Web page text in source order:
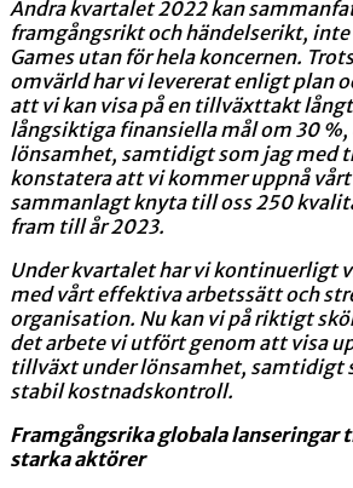
Andra kvartalet 2022 kan
framgångsrikt och händelserikt, inte
Games utan för hela koncernen.
omvärld har vi levererat enligt plan
att vi kan visa på en tillväxttakt
långsiktiga finansiella mål om 30 %,
lönsamhet, samtidigt som jag med
konstatera att vi kommer uppnå
sammanlagt knyta till oss 250
fram till år 2023.
Under kvartalet har vi kontinuerligt
med vårt effektiva arbetssätt och
organisation. Nu kan vi på riktigt
det arbete vi utfört genom att visa
tillväxt under lönsamhet, samtidigt
stabil kostnadskontroll.
Framgångsrika globala lanseringar
starka aktörer